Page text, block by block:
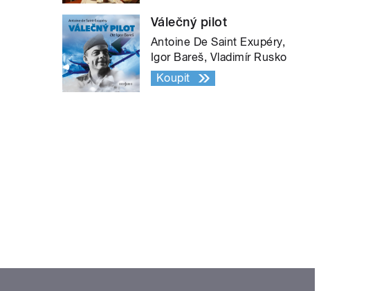
Válečný pilot
Antoine De Saint Exupéry,
Igor Bareš, Vladimír Rusko
Koupit